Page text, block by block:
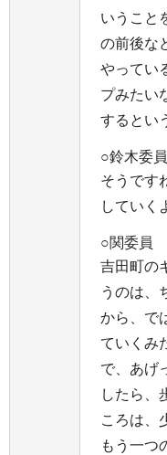
いうこと
の前後な
やってい
プみたい
するとい
○鈴木委員
そうです
していく
○関委員
吉田町の
うのは、
から、で
ていくみ
で、あげ
したら、
ころは、
もう一つ